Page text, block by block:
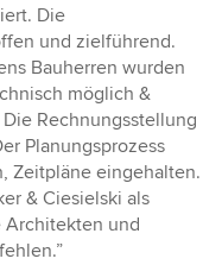
Die
und zielführend.
Bauherren wurden
möglich &
Rechnungsstellung
Planungsprozess
Zeitpläne eingehalten.
& Ciesielski als
und